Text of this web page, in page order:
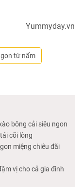
Yummyday.vn
từ nấm
bông cải siêu ngon
cõi lòng
miệng chiêu đãi
vị cho cả gia đình